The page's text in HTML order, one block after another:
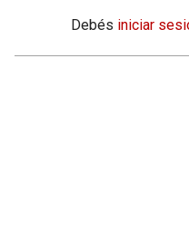
Debés iniciar